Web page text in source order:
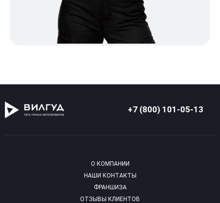
+7 (800) 101-05-13
О КОМПАНИИ
НАШИ КОНТАКТЫ
ФРАНШИЗА
ОТЗЫВЫ КЛИЕНТОВ